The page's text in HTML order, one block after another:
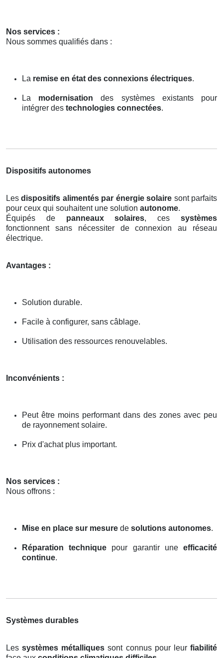
Nos services :
Nous sommes qualifiés dans :
La remise en état des connexions électriques.
La modernisation des systèmes existants pour
intégrer des technologies connectées.
Dispositifs autonomes
Lesdispositifs alimentés par énergie solaire sont parfaits
pour ceux qui souhaitent une solution autonome.
Équipés de panneaux solaires, cessystèmes
fonctionnent sans nécessiter de connexion au réseau
électrique.
Avantages :
Solution durable.
Facile à configurer, sans câblage.
Utilisation des ressources renouvelables.
Inconvénients :
Peut être moins performant dans des zones avec peu
de rayonnement solaire.
Prix d'achat plus important.
Nos services :
Nous offrons :
Mise en place sur mesure de solutions autonomes.
Réparation technique pour garantir uneefficacité
continue.
Systèmes durables
Lessystèmes métalliques sont connus pour leurfiabilité